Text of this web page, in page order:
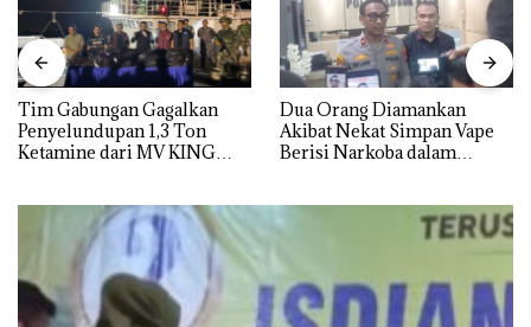
Tim Gabungan Gagalkan
Penyelundupan 1,3 Ton
Ketamine dari MV KING
Dua Orang Diamankan
Akibat Nekat Simpan Vape
Berisi Narkoba dalam